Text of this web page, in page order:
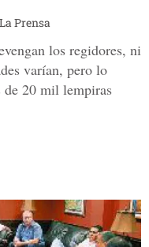
Prensa
los regidores, ni
varían, pero lo
de 20 mil lempiras